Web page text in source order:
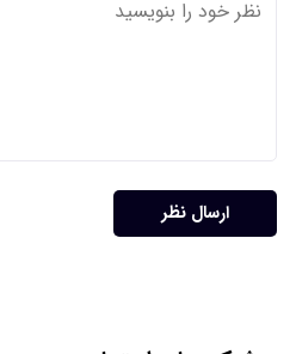
ارسال نظر